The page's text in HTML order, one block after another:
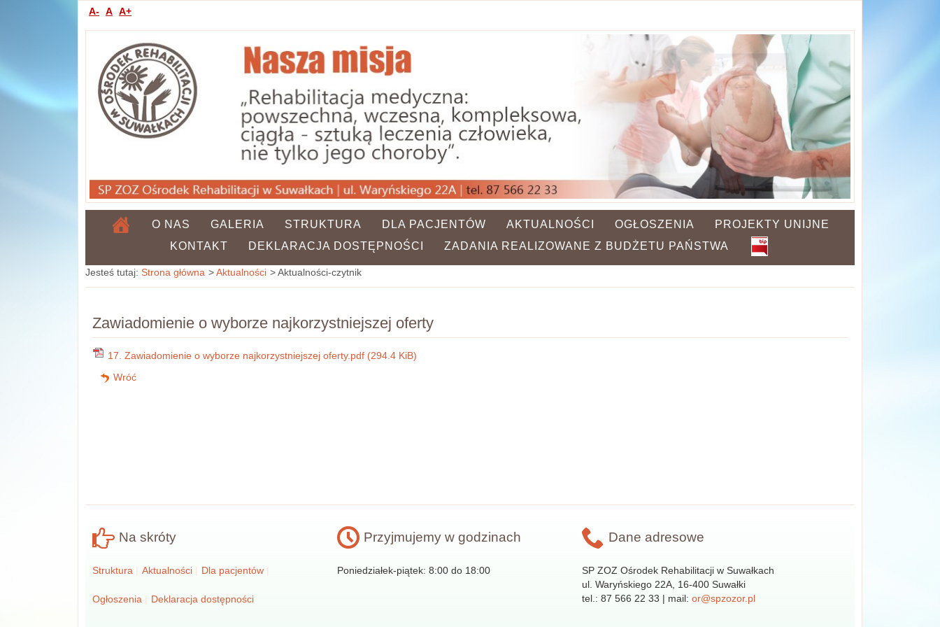
A- A A+
O NAS GALERIA STRUKTURA DLA PACJENTÓW AKTUALNOŚCI OGŁOSZENIA
PROJEKTY UNIJNE
KONTAKT
DEKLARACJA DOSTĘPNOŚCI ZADANIA REALIZOWANE Z BUDŻETU PAŃSTWA
Strona główna Aktualności Aktualności-czytnik
Zawiadomienie o wyborze najkorzystniejszej oferty
17. Zawiadomienie o wyborze najkorzystniejszej oferty.pdf (294.4 KiB)
Wróć
Na skróty
Struktura Aktualności Dla pacjentów
Ogłoszenia Deklaracja dostępności
Przyjmujemy w godzinach
Poniedziałek-piątek: 8:00 do 18:00
Dane adresowe
SP ZOZ Ośrodek Rehabilitacji w Suwałkach
ul. Waryńskiego 22A, 16-400 Suwałki
tel.: 87 566 22 33 | mail: or@spzozor.pl